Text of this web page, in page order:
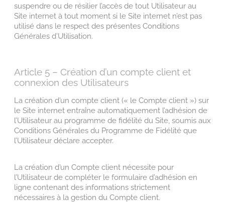
suspendre ou de résilier l’accès de tout Utilisateur au
Site internet à tout moment si le Site internet n’est pas
utilisé dans le respect des présentes Conditions
Générales d’Utilisation.
Article 5 – Création d’un compte client et
connexion des Utilisateurs
La création d’un compte client (« le Compte client ») sur
le Site internet entraîne automatiquement l’adhésion de
l’Utilisateur au programme de fidélité du Site, soumis aux
Conditions Générales du Programme de Fidélité que
l’Utilisateur déclare accepter.
La création d’un Compte client nécessite pour
l’Utilisateur de compléter le formulaire d’adhésion en
ligne contenant des informations strictement
nécessaires à la gestion du Compte client.